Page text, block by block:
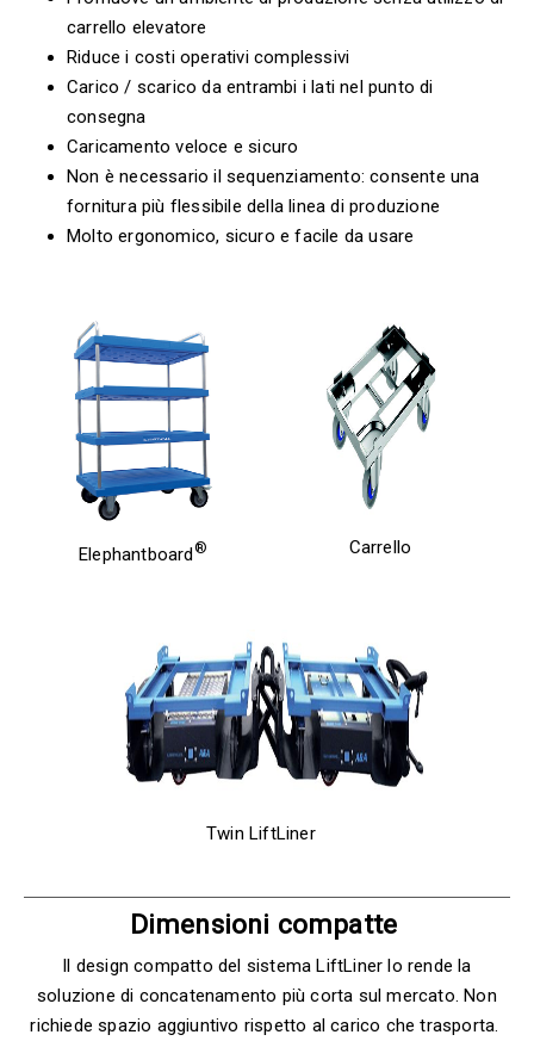
carrello elevatore
Riduce i costi operativi complessivi
Carico / scarico da entrambi i lati nel punto di
consegna
Caricamento veloce e sicuro
Non è necessario il sequenziamento: consente una
fornitura più flessibile della linea di produzione
Molto ergonomico, sicuro e facile da usare
Elephantboard® Carrello
Twin LiftLiner
Dimensioni compatte
Il design compatto del sistema LiftLiner lo rende la
soluzione di concatenamento più corta sul mercato. Non
richiede spazio aggiuntivo rispetto al carico che trasporta.